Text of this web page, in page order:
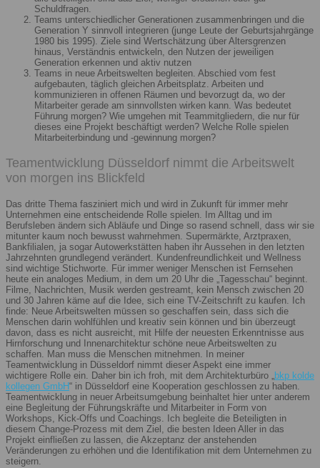
Schuldfragen.
Teams unterschiedlicher Generationen zusammenbringen und die
Generation Y sinnvoll integrieren (junge Leute der Geburtsjahrgänge
1980 bis 1995). Ziele sind Wertschätzung über Altersgrenzen
hinaus, Verständnis entwickeln, den Nutzen der jeweiligen
Generation erkennen und aktiv nutzen
Teams in neue Arbeitswelten begleiten. Abschied vom fest
aufgebauten, täglich gleichen Arbeitsplatz. Arbeiten und
kommunizieren in offenen Räumen und bevorzugt da, wo der
Mitarbeiter gerade am sinnvollsten wirken kann. Was bedeutet
Führung morgen? Wie umgehen mit Teammitgliedern, die nur für
dieses eine Projekt beschäftigt werden? Welche Rolle spielen
Mitarbeiterbindung und -gewinnung morgen?
Teamentwicklung Düsseldorf nimmt die Arbeitswelt
von morgen ins Blickfeld
Das dritte Thema fasziniert mich und wird in Zukunft für immer mehr
Unternehmen eine entscheidende Rolle spielen. Im Alltag und im
Berufsleben ändern sich Abläufe und Dinge so rasend schnell, dass wir sie
mitunter kaum noch bewusst wahrnehmen. Supermärkte, Arztpraxen,
Bankfilialen, ja sogar Autowerkstätten haben ihr Aussehen in den letzten
Jahrzehnten grundlegend verändert. Kundenfreundlichkeit und Wellness
sind wichtige Stichworte. Für immer weniger Menschen ist Fernsehen
heute ein analoges Medium, in dem um 20 Uhr die „Tagesschau“ beginnt.
Filme, Nachrichten, Musik werden gestreamt, kein Mensch zwischen 20
und 30 Jahren käme auf die Idee, sich eine TV-Zeitschrift zu kaufen. Ich
finde: Neue Arbeitswelten müssen so geschaffen sein, dass sich die
Menschen darin wohlfühlen und kreativ sein können und bin überzeugt
davon, dass es nicht ausreicht, mit Hilfe der neuesten Erkenntnisse aus
Hirnforschung und Innenarchitektur schöne neue Arbeitswelten zu
schaffen. Man muss die Menschen mitnehmen. In meiner
Teamentwicklung in Düsseldorf nimmt dieser Aspekt eine immer
wichtigere Rolle ein. Daher bin ich froh, mit dem Architekturbüro „bkp kolde
kollegen GmbH“ in Düsseldorf eine Kooperation geschlossen zu haben.
Teamentwicklung in neuer Arbeitsumgebung beinhaltet hier unter anderem
eine Begleitung der Führungskräfte und Mitarbeiter in Form von
Workshops, Kick-Offs und Coachings. Ich begleite die Beteiligten in
diesem Change-Prozess mit dem Ziel, die besten Ideen Aller in das
Projekt einfließen zu lassen, die Akzeptanz der anstehenden
Veränderungen zu erhöhen und die Identifikation mit dem Unternehmen zu
steigern.